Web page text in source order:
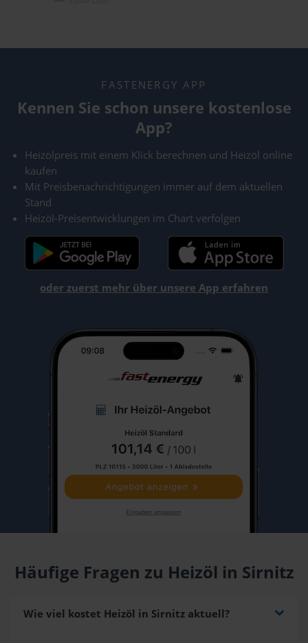
FASTENERGY APP
Kennen Sie schon unsere kostenlose
App?
Heizölpreis mit einem Klick berechnen und Heizöl online
kaufen
Mit Preisbenachrichtigungen immer auf dem aktuellen
Stand
Heizöl-Preisentwicklungen im Chart verfolgen
oder zuerst mehr über unsere App erfahren
Häufige Fragen zu Heizöl in Sirnitz
Wie viel kostet Heizöl in Sirnitz aktuell?